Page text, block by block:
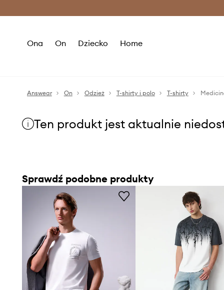
Ona On Dziecko Home
Answear On Odzież T-shirty i polo T-shirty
Ten produkt jest aktualnie
Sprawdź podobne produkty